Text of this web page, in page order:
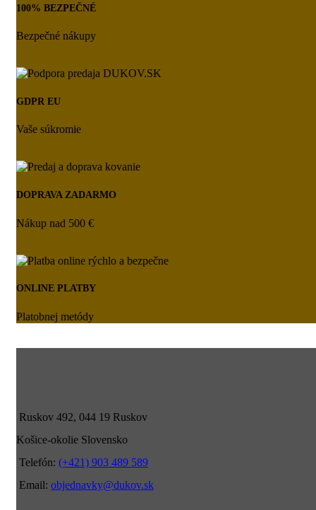
100% BEZPEČNÉ
Bezpečné nákupy
GDPR EU
Vaše súkromie
DOPRAVA ZADARMO
Nákup nad 500 €
ONLINE PLATBY
Platobnej metódy
Ruskov 492, 044 19 Ruskov
Košice-okolie Slovensko
Telefón: (+421) 903 489 589
Email: objednavky@dukov.sk